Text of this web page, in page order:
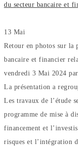
du secteur bancaire et
13 Mai
Retour en photos sur la
bancaire et financier
vendredi 3 Mai 2024
La présentation a
Les travaux de l’étude
programme de mise à
financement et
risques et l’intégration